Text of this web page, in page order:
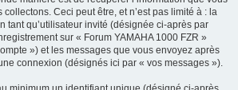
Ceci peut être, et n’est pas limité à : la
tant qu’utilisateur invité (désignée ci-après par
sur « Forum YAMAHA 1000 FZR »
») et les messages que vous envoyez après
connexion (désignés ici par « vos messages »).